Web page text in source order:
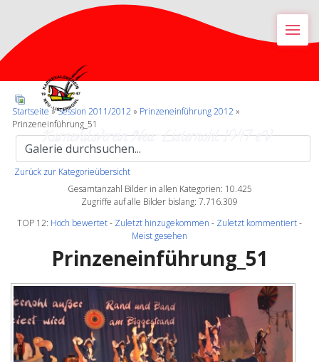
Karnevalsverein Neu-Listernohl 1947 e.V.
Startseite»Session 2011/2012 » Prinzeneinführung 2012 »
Prinzeneinführung_51
Zurück zur Kategorieübersicht
Gesamtanzahl Bilder in allen Kategorien: 10.425
Zugriffe auf alle Bilder bislang: 7.716.309
TOP 12: Hoch bewertet- Zuletzt hinzugekommen - Zuletzt kommentiert-
Meist gesehen
Prinzeneinführung_51